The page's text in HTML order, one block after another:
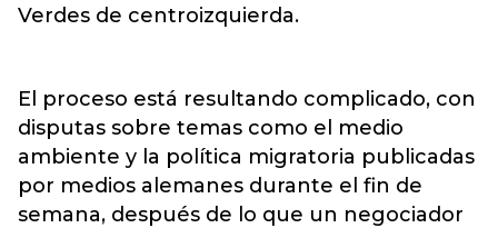
Verdes de centroizquierda.
El proceso está resultando complicado, con
disputas sobre temas como el medio
ambiente y la política migratoria publicadas
por medios alemanes durante el fin de
semana, después de lo que un negociador